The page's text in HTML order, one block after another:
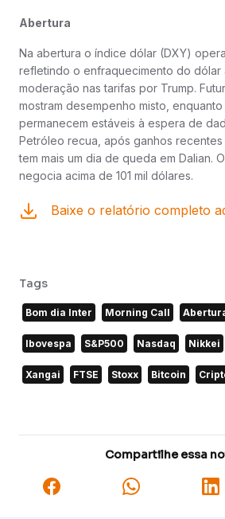
Abertura
Na abertura o índice dólar (DXY)
refletindo o enfraquecimento do dólar
moderação nas tarifas por Trump.
mostram desempenho misto,
permanecem estáveis à espera de
Petróleo recua, após ganhos
tem mais um dia de queda em Dalian.
negocia acima de 101 mil dólares.
Baixe o relatório completo
Tags
Bom dia Inter Morning Call
Ibovespa S&P500 Nasdaq Nikkei
Xangai FTSE Stoxx Bitcoin
Compartilhe essa